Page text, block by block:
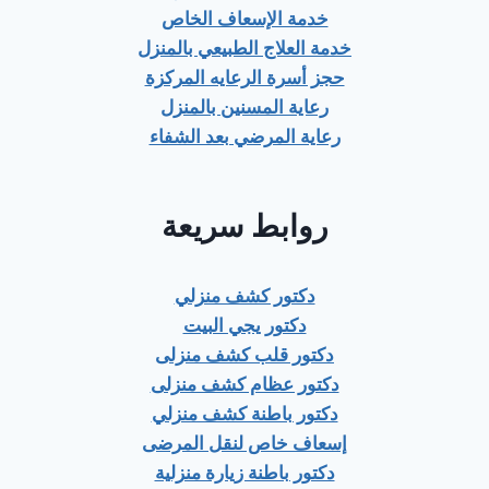
خدمة الإسعاف الخاص
خدمة العلاج الطبيعي بالمنزل
حجز أسرة الرعايه المركزة
رعاية المسنين بالمنزل
رعاية المرضي بعد الشفاء
روابط سريعة
دكتور كشف منزلي
دكتور يجي البيت
دكتور قلب كشف منزلى
دكتور عظام كشف منزلى
دكتور باطنة كشف منزلي
إسعاف خاص لنقل المرضى
دكتور باطنة زيارة منزلية